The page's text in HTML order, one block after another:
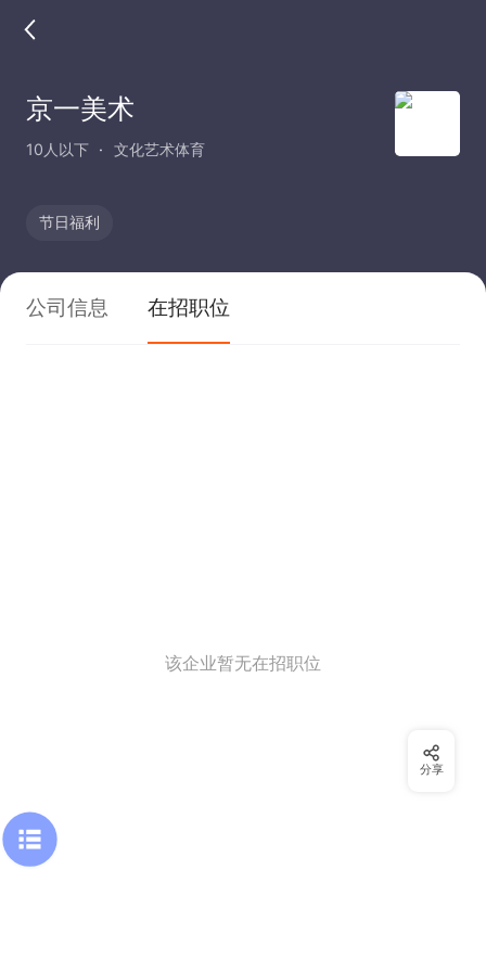
京一美术
10人以下 文化艺术体育
节日福利
公司信息 在招职位
该企业暂无在招职位
分享